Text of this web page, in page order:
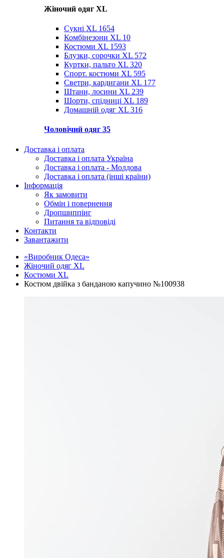
Жіночий одяг XL
Cукні XL 1654
Комбінезони XL 10
Костюми XL 1593
Блузки, сорочки XL 572
Куртки, пальто XL 320
Спорт. костюми XL 595
Светри, кардигани XL 177
Штани, лосини XL 239
Шорти, спідниці XL 189
Домашній одяг XL 316
Чоловічий одяг 35
Доставка і оплата
Доставка і оплата Україна
Доставка і оплата - Молдова
Доставка і оплата (інші країни)
Інформація
Як замовити
Обмін і повернення
Дропшиппінг
Питання та відповіді
Контакти
Завантажити
«Виробник Одеса»
Жіночий одяг XL
Костюми XL
Костюм двійка з банданою капучино №100938